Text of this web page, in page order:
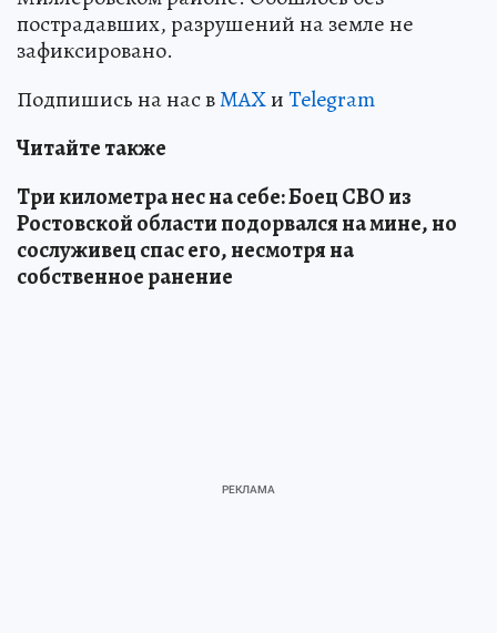
пострадавших, разрушений на земле не
зафиксировано.
Подпишись на нас вMAXиTelegram
Читайте также
Три километра нес на себе: Боец СВО из
Ростовской области подорвался на мине, но
сослуживец спас его, несмотря на
собственное ранение